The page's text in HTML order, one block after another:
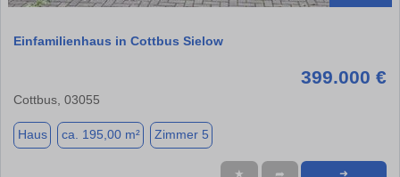
Einfamilienhaus in Cottbus Sielow
399.000 €
Cottbus, 03055
Haus ca. 195,00 m² Zimmer 5
★ ➦ ➜